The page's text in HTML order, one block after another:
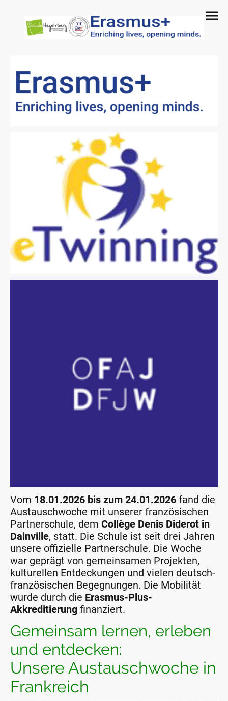
Vom 18.01.2026 bis zum 24.01.2026 fand die
Austauschwoche mit unserer französischen
Partnerschule, dem Collège Denis Diderot in
Dainville, statt. Die Schule ist seit drei Jahren
unsere offizielle Partnerschule. Die Woche
war geprägt von gemeinsamen Projekten,
kulturellen Entdeckungen und vielen deutsch-
französischen Begegnungen. Die Mobilität
wurde durch die Erasmus-Plus-
Akkreditierung finanziert.
Gemeinsam lernen, erleben
und entdecken:
Unsere Austauschwoche in
Frankreich